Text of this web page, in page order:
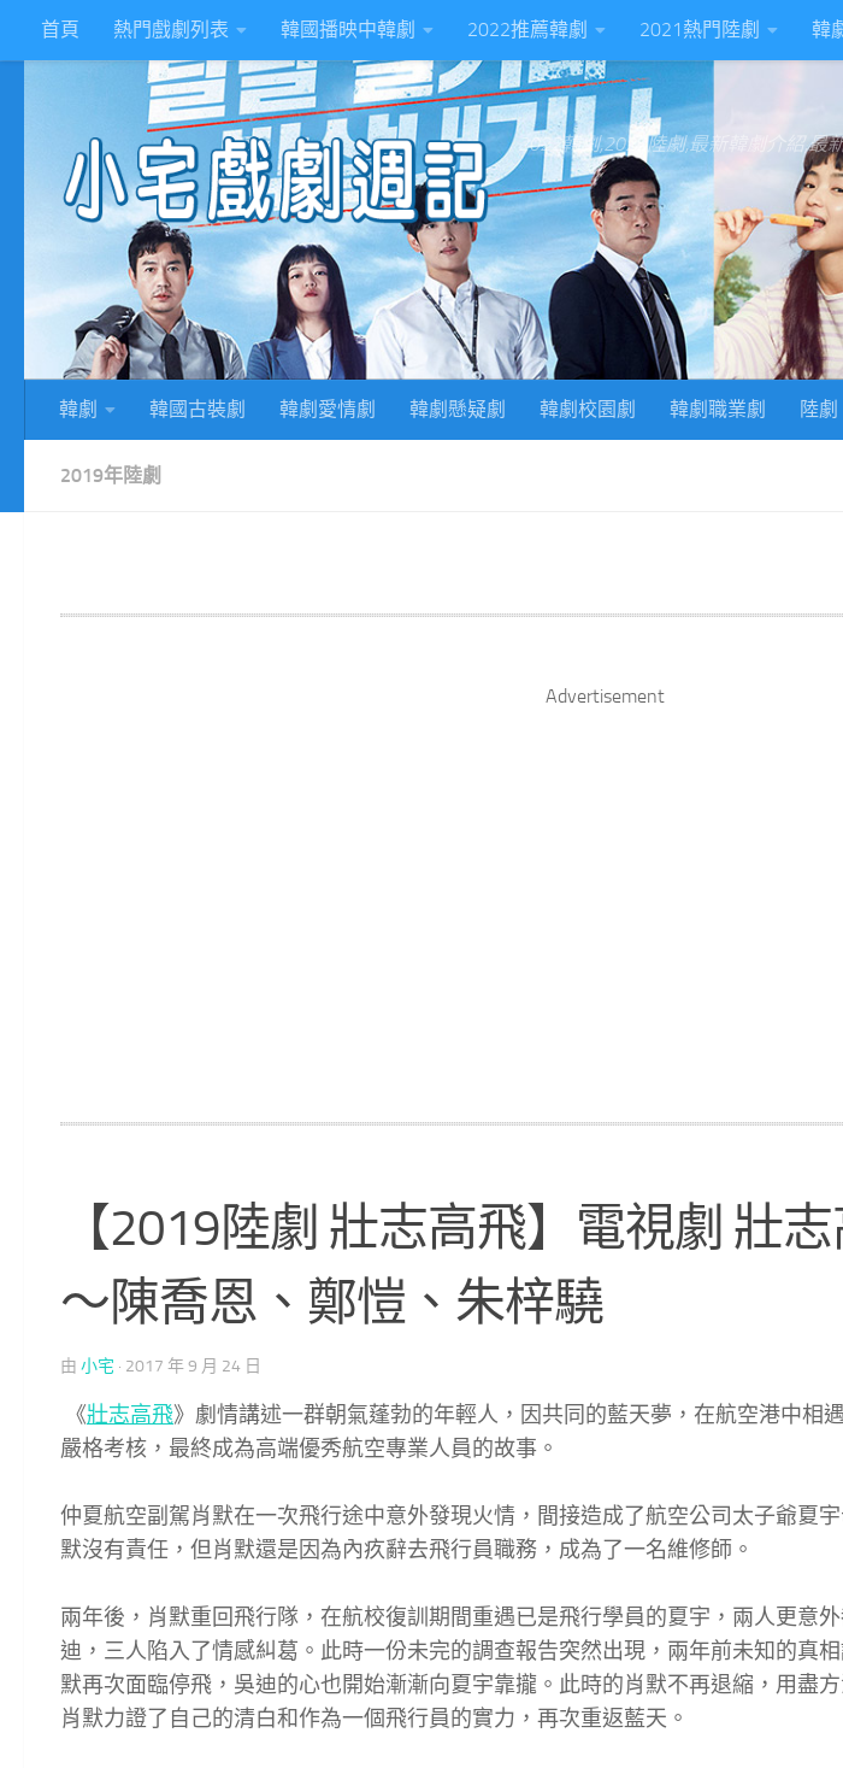
Skip to content
首頁 熱門戲劇列表 韓國播映中韓劇 2022推薦韓劇 2021熱門陸劇 韓
2022韓劇,2022陸劇,最新韓劇介紹,最
韓劇 韓國古裝劇 韓劇愛情劇 韓劇懸疑劇 韓劇校園劇 韓劇職業劇 陸劇
2019年陸劇
Advertisement
【2019陸劇 壯志高飛】電視劇 壯
～陳喬恩、鄭愷、朱梓驍
由 小宅 · 2017 年 9 月 24 日
《壯志高飛》劇情講述一群朝氣蓬勃的年輕人，因共同的藍天夢，在航空港中相
嚴格考核，最終成為高端優秀航空專業人員的故事。
仲夏航空副駕肖默在一次飛行途中意外發現火情，間接造成了航空公司太子爺夏
默沒有責任，但肖默還是因為內疚辭去飛行員職務，成為了一名維修師。
兩年後，肖默重回飛行隊，在航校復訓期間重遇已是飛行學員的夏宇，兩人更意
迪，三人陷入了情感糾葛。此時一份未完的調查報告突然出現，兩年前未知的真
默再次面臨停飛，吳迪的心也開始漸漸向夏宇靠攏。此時的肖默不再退縮，用盡
肖默力證了自己的清白和作為一個飛行員的實力，再次重返藍天。